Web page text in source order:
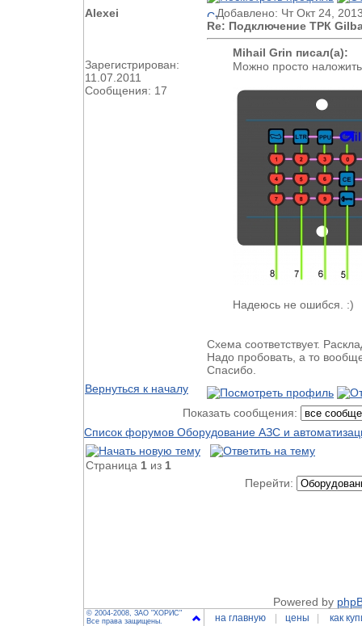
Alexei
Зарегистрирован:
11.07.2011
Сообщения: 17
Добавлено: Чт Окт 24,
Re: Подключение ТРК
Mihail Grin писал(а):
Можно просто
Надеюсь не ошибся. :)
Схема соответствует.
Надо пробовать, а то
Спасибо.
Вернуться к началу
Показать сообщения:
Список форумов Оборудование АЗС и
Страница 1 из 1
Перейти:
Powered by
© 2004-2008, ЗАО "ХОРИС"
Все права защищены.
на главную цены как